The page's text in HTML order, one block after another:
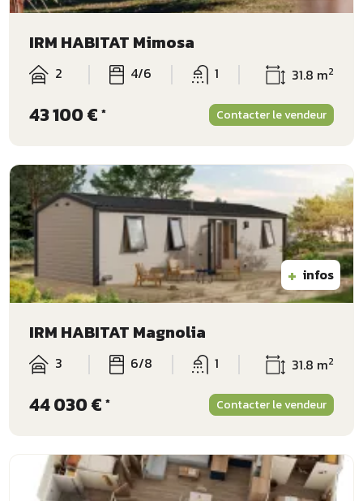
IRM HABITAT Mimosa
2 4/6 1 31.8 m2
43 100 € * Contacter le vendeur
+ infos
IRM HABITAT Magnolia
3 6/8 1 31.8 m2
44 030 € * Contacter le vendeur